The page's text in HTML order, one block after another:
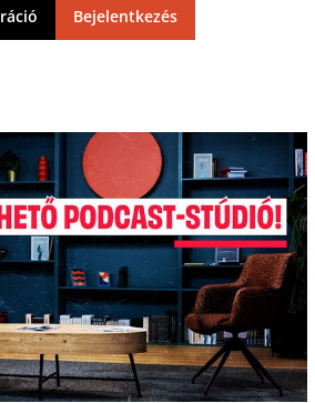
Bejelentkezés